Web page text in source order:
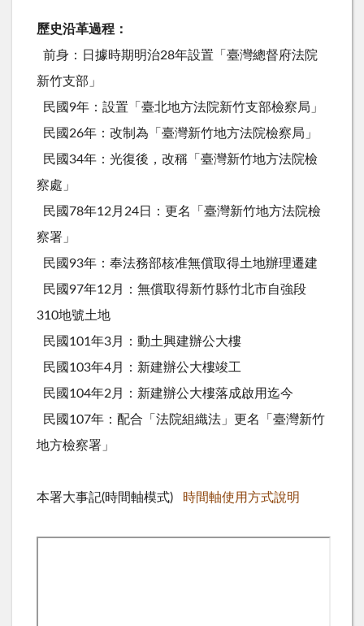
歷史沿革過程：
前身：日據時期明治28年設置「臺灣總督府法院
新竹支部」
民國9年：設置「臺北地方法院新竹支部檢察局」
民國26年：改制為「臺灣新竹地方法院檢察局」
民國34年：光復後，改稱「臺灣新竹地方法院檢
察處」
民國78年12月24日：更名「臺灣新竹地方法院檢
察署」
民國93年：奉法務部核准無償取得土地辦理遷建
民國97年12月：無償取得新竹縣竹北市自強段
310地號土地
民國101年3月：動土興建辦公大樓
民國103年4月：新建辦公大樓竣工
民國104年2月：新建辦公大樓落成啟用迄今
民國107年：配合「法院組織法」更名「臺灣新竹
地方檢察署」
本署大事記(時間軸模式) 時間軸使用方式說明